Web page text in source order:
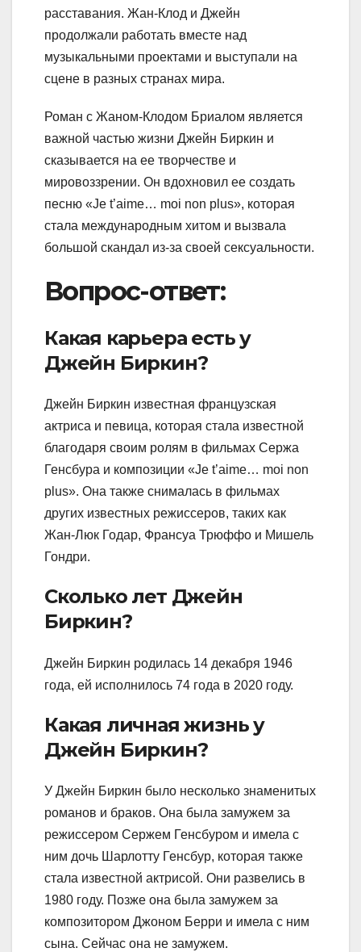
расставания. Жан-Клод и Джейн
продолжали работать вместе над
музыкальными проектами и выступали на
сцене в разных странах мира.
Роман с Жаном-Клодом Бриалом является
важной частью жизни Джейн Биркин и
сказывается на ее творчестве и
мировоззрении. Он вдохновил ее создать
песню «Je t’aime… moi non plus», которая
стала международным хитом и вызвала
большой скандал из-за своей сексуальности.
Вопрос-ответ:
Какая карьера есть у
Джейн Биркин?
Джейн Биркин известная французская
актриса и певица, которая стала известной
благодаря своим ролям в фильмах Сержа
Генсбура и композиции «Je t’aime… moi non
plus». Она также снималась в фильмах
других известных режиссеров, таких как
Жан-Люк Годар, Франсуа Трюффо и Мишель
Гондри.
Сколько лет Джейн
Биркин?
Джейн Биркин родилась 14 декабря 1946
года, ей исполнилось 74 года в 2020 году.
Какая личная жизнь у
Джейн Биркин?
У Джейн Биркин было несколько знаменитых
романов и браков. Она была замужем за
режиссером Сержем Генсбуром и имела с
ним дочь Шарлотту Генсбур, которая также
стала известной актрисой. Они развелись в
1980 году. Позже она была замужем за
композитором Джоном Берри и имела с ним
сына. Сейчас она не замужем.